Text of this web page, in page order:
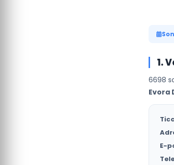
1.
6698
Evora
E-